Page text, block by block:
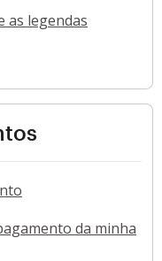
as legendas
da minha